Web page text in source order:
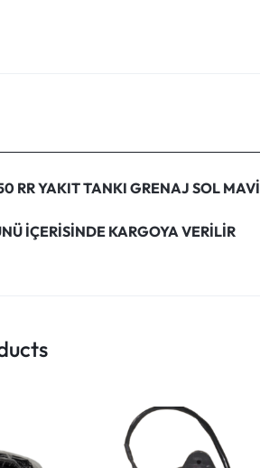
RR YAKIT TANKI GRENAJ SOL MAVİ
İÇERİSİNDE KARGOYA VERİLİR